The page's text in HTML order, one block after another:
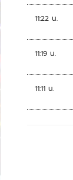
11:22 น.
11:19 น.
11:11 น.